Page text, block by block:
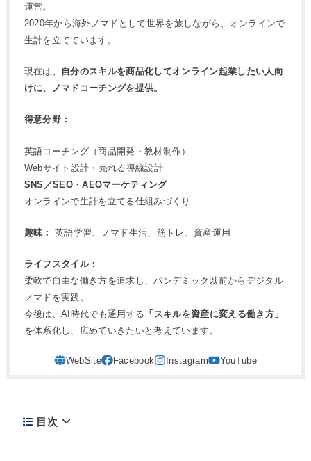
運営。
2020年から海外ノマドとして世界を旅しながら、オンラインで
生計を立てています。
現在は、 自分のスキルを商品化してオンライン起業したい人向
けに、ノマドコーチングを提供。
得意分野：
英語コーチング（商品開発・教材制作）
Webサイト設計・売れる導線設計
SNS／SEO・AEOマーケティング
オンラインで生計を立てる仕組みづくり
趣味： 英語学習、ノマド生活、筋トレ、資産運用
ライフスタイル：
柔軟で自由な働き方を追求し、パンデミック以前からデジタル
ノマドを実践。
今後は、AI時代でも通用する 「スキルを資産に変える働き方」
を体系化し、広めていきたいと考えています。
目次